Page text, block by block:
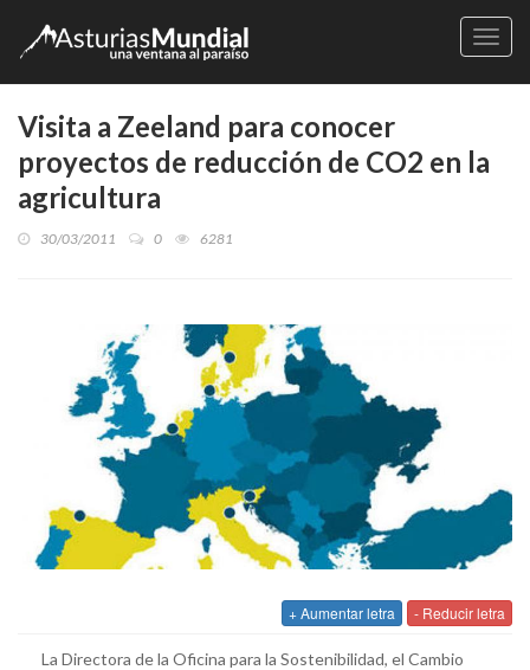
Visita a Zeeland para conocer
proyectos de reducción de CO2 en la
agricultura
30/03/2011 0 6281
+ Aumentar letra - Reducir letra
La Directora de la Oficina para la Sostenibilidad, el Cambio